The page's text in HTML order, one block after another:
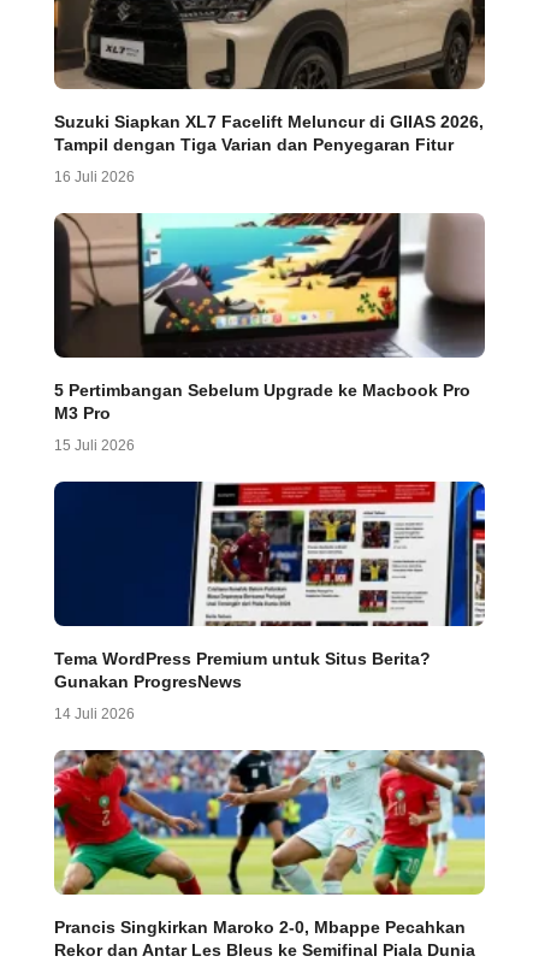
Suzuki Siapkan XL7 Facelift Meluncur di GIIAS 2026,
Tampil dengan Tiga Varian dan Penyegaran Fitur
16 Juli 2026
5 Pertimbangan Sebelum Upgrade ke Macbook Pro
M3 Pro
15 Juli 2026
Tema WordPress Premium untuk Situs Berita?
Gunakan ProgresNews
14 Juli 2026
Prancis Singkirkan Maroko 2-0, Mbappe Pecahkan
Rekor dan Antar Les Bleus ke Semifinal Piala Dunia